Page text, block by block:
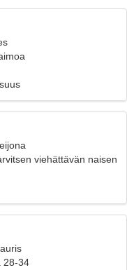
viehättävän naisen
28-34